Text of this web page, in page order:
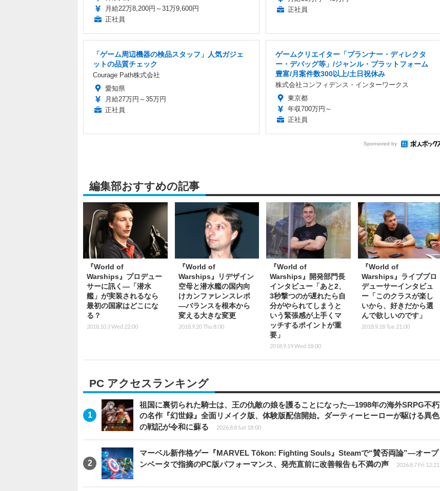
月給22万8,200円～31万9,600円
正社員
正社員
「ゲーム周辺機器の検品スタッフ」人気ガジェ
ットの品質チェック
Courage Path株式会社
愛知県
月給27万円～35万円
正社員
ゲームクリエイター「プランナー・ディレクタ
ー・デバッグ等」/ジャンル・プラットフォーム
豊富/月案件数300以上/土日祝休み
株式会社コンフィデンス・インターワークス
東京都
年収700万円～
正社員
Sponsored by
編集部おすすめの記事
『World of
Warships』プロデュー
サーに訊く―「潜水
艦」が実装されるなら
最初の国家はどこにな
る？
2018.10.3 Wed 22:00
『World of
Warships』リデザイン
空母と潜水艦の国内向
けカンファレンスレポ
―バランスを根本から
変える大きな変更
2018.9.20 Thu 8:00
『World of
Warships』開発部門長
インタビュー「あと2、
3秒撃つのが遅れたら自
分がやられてしまうと
いう緊張感が上手くマ
ッチするポイントが重
要」
2018.9.19 Wed 18:00
『World of
Warships』ライブプロ
デューサーインタビュ
ー「このクラスが楽し
いから、好きだから選
んで欲しいのです」
2018.9.18 Tue 21:00
PC アクセスランキング
祖国に裏切られた騎士は、王の仇敵の娘を護ることになった―1998年の海外SRPG不朽
の名作『幻世録』全面リメイク版、体験版配信開始。ダーティーヒーローが駆ける異色
の戦記が令和に蘇る
2026.8.8 Sat 18:00
マーベル新作格ゲー『MARVEL Tōkon: Fighting Souls』Steamで“賛否両論”―オープ
ンベータで指摘のPC版パフォーマンス、発売直前に改善報告も不満の声
2026.8.7 Fri 12:21